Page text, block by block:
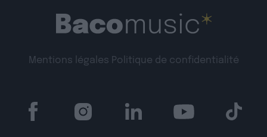
Mentions légales Politique de confidentialité